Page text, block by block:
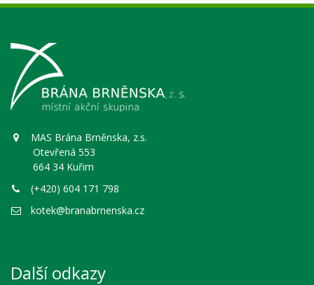
MAS Brána Brněnska, z.s.
Otevřená 553
664 34 Kuřim
(+420) 604 171 798
kotek@branabrnenska.cz
Další odkazy